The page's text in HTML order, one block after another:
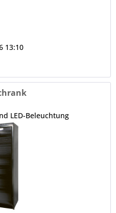
Abtauung
13:10
LED-Beleuchtung